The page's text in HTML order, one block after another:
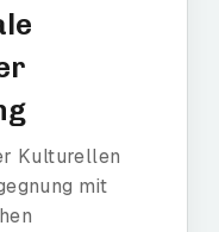
Kulturellen
mit